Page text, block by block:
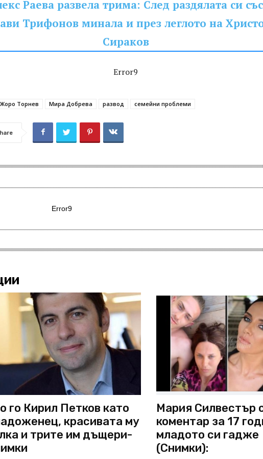
Раева развела трима: След раздялата си със
Трифонов минала и през леглото на
Сираков
Error9
Жоро Торнев Мира Добрева развод семейни проблеми
Error9
го Кирил Петков като
красивата му
и трите им дъщери-
Мария Силвестър
коментар за 17
младото си гадже
(Снимки):